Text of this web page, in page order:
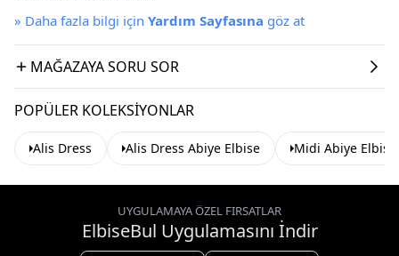
» Daha fazla bilgi için Yardım Sayfasına göz at
MAĞAZAYA SORU SOR
POPÜLER KOLEKSIYONLAR
Alis Dress Alis Dress Abiye Elbise Midi Abiye Elbise
UYGULAMAYA ÖZEL FIRSATLAR
ElbiseBul Uygulamasını İndir